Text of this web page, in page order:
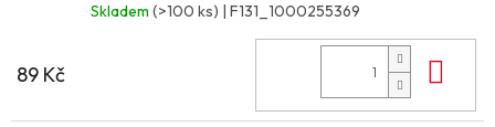
Skladem (>100 ks) | F131_1000255369
89 Kč